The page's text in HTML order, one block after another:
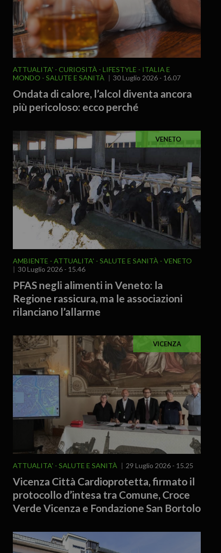
ATTUALITA' CURIOSITÀ - LIFESTYLE
ITALIA E
MONDO
SALUTE E SANITÀ 30 Luglio 2026 - 16.07
Ondata di calore, l’alcol diventa ancora
più pericoloso: ecco perché
VENETO
AMBIENTE ATTUALITA' SALUTE E SANITÀ
VENETO
30 Luglio 2026 - 15.46
PFAS negli alimenti in Veneto: la
Regione rassicura, ma le associazioni
rilanciano l’allarme
VICENZA
ATTUALITA' SALUTE E SANITÀ 29 Luglio 2026 - 15.25
Vicenza Città Cardioprotetta, firmato il
protocollo d’intesa tra Comune, Croce
Verde Vicenza e Fondazione San Bortolo